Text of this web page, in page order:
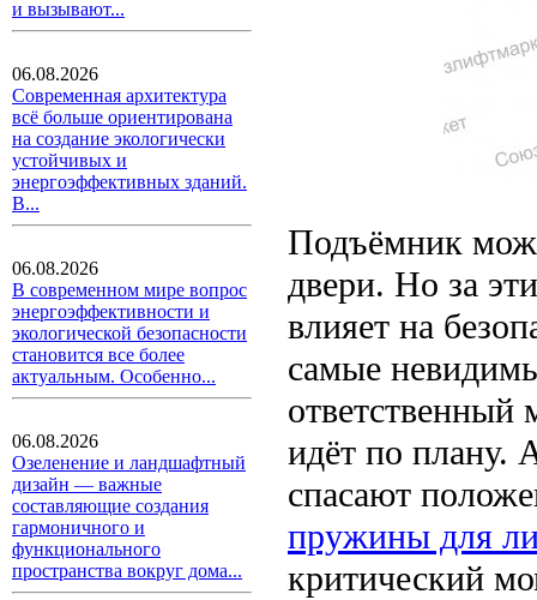
и вызывают...
06.08.2026
Современная архитектура
всё больше ориентирована
на создание экологически
устойчивых и
энергоэффективных зданий.
В...
06.08.2026
В современном мире вопрос
энергоэффективности и
экологической безопасности
становится все более
актуальным. Особенно...
06.08.2026
Озеленение и ландшафтный
дизайн — важные
составляющие создания
гармоничного и
функционального
пространства вокруг дома...
Подъёмник
двери. Но за
влияет на
самые
ответственный
идёт по плану.
спасают
пружины для
критический